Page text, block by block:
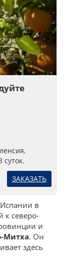
ЗАКАЗАТЬ
в
к северо-
и
Митха. Он
здесь